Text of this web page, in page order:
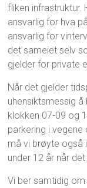
fliken infrastruktur.
ansvarlig for hva
ansvarlig for
det sameiet selv
gjelder for private
Når det gjelder
uhensiktsmessig
klokken 07-09 og
parkering i
må vi brøyte også
under 12 år når
Vi ber samtidig